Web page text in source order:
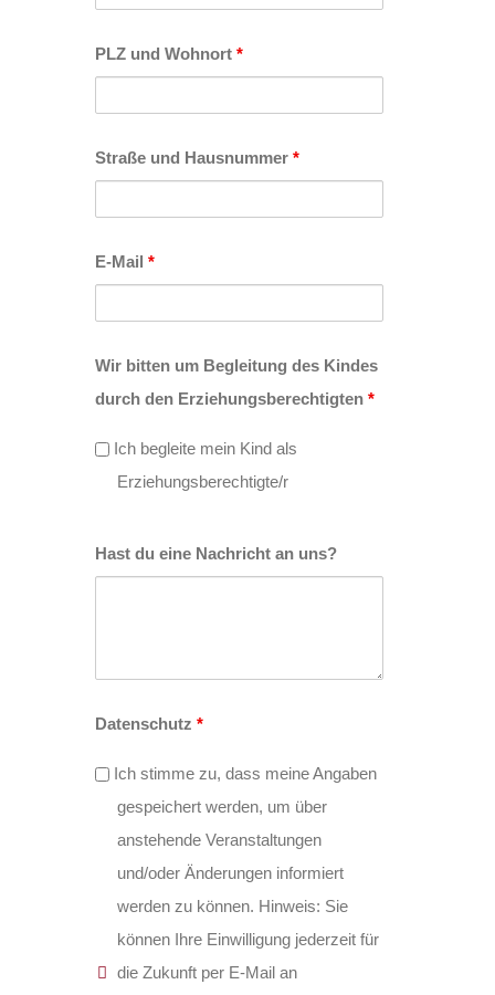
PLZ und Wohnort*
Straße und Hausnummer*
E-Mail*
Wir bitten um Begleitung des Kindes
durch den Erziehungsberechtigten*
Ich begleite mein Kind als
Erziehungsberechtigte/r
Hast du eine Nachricht an uns?
Datenschutz*
Ich stimme zu, dass meine Angaben
gespeichert werden, um über
anstehende Veranstaltungen
und/oder Änderungen informiert
werden zu können. Hinweis: Sie
können Ihre Einwilligung jederzeit für
die Zukunft per E-Mail an